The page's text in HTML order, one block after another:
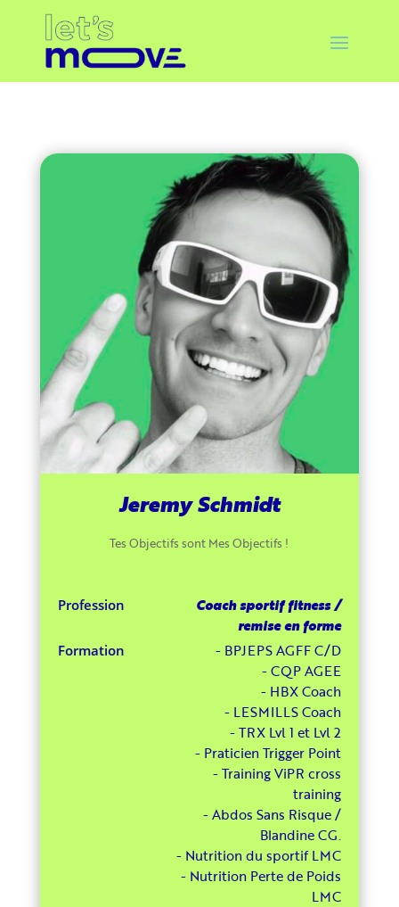
Jeremy Schmidt
Tes Objectifs sont Mes Objectifs !
Profession
Coach sportif fitness /
remise en forme
Formation
- BPJEPS AGFF C/D
- CQP AGEE
- HBX Coach
- LESMILLS Coach
- TRX Lvl 1 et Lvl 2
- Praticien Trigger Point
- Training ViPR cross
training
- Abdos Sans Risque /
Blandine CG.
- Nutrition du sportif LMC
- Nutrition Perte de Poids
LMC